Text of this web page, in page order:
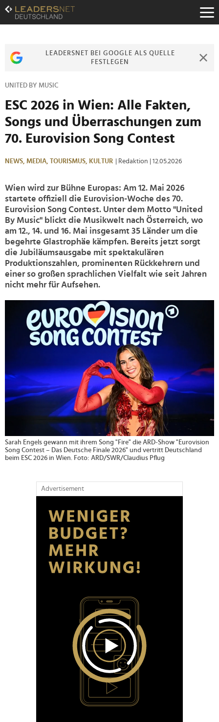
Zum
Inhalt
Zur
Zur
LEADERSNET BEI GOOGLE ALS QUELLE
FESTLEGEN
UNITED BY MUSIC
ESC 2026 in Wien: Alle Fakten,
Songs und Überraschungen zum
70. Eurovision Song Contest
NEWS, MEDIA, TOURISMUS, KULTUR | Redaktion | 12.05.2026
Wien wird zur Bühne Europas: Am 12. Mai 2026
startete offiziell die Eurovision-Woche des 70.
Eurovision Song Contest. Unter dem Motto "United
By Music" blickt die Musikwelt nach Österreich, wo
am 12., 14. und 16. Mai insgesamt 35 Länder um die
begehrte Glastrophäe kämpfen. Bereits jetzt sorgt
die Jubiläumsausgabe mit spektakulären
Produktionszahlen, prominenten Rückkehrern und
einer so großen sprachlichen Vielfalt wie seit Jahren
nicht mehr für Aufsehen.
Sarah Engels gewann mit ihrem Song "Fire" die ARD-Show "Eurovision
Song Contest – Das Deutsche Finale 2026" und vertritt Deutschland
beim ESC 2026 in Wien. Foto: ARD/SWR/Claudius Pflug
Advertisement